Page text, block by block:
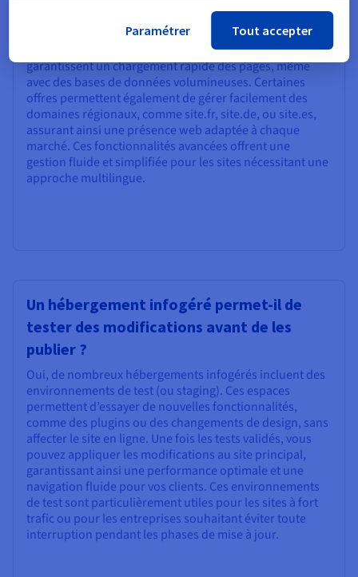
extensions comme WPML ou Polylang bénéficient
pleinement des performances optimisées des solutions
d’hébergement infogéré. Ces environnements
garantissent un chargement rapide des pages, même
avec des bases de données volumineuses. Certaines
offres permettent également de gérer facilement des
domaines régionaux, comme site.fr, site.de, ou site.es,
assurant ainsi une présence web adaptée à chaque
marché. Ces fonctionnalités avancées offrent une
gestion fluide et simplifiée pour les sites nécessitant une
approche multilingue.
Un hébergement infogéré permet-il de
tester des modifications avant de les
publier ?
Oui, de nombreux hébergements infogérés incluent des
environnements de test (ou staging). Ces espaces
permettent d’essayer de nouvelles fonctionnalités,
comme des plugins ou des changements de design, sans
affecter le site en ligne. Une fois les tests validés, vous
pouvez appliquer les modifications au site principal,
garantissant ainsi une performance optimale et une
navigation fluide pour vos clients. Ces environnements
de test sont particulièrement utiles pour les sites à fort
trafic ou pour les entreprises souhaitant éviter toute
interruption pendant les phases de mise à jour.
Paramétrer Tout accepter